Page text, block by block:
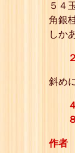
５４
角銀
しか
斜め
作者